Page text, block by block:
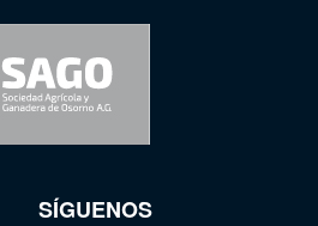
SÍGUENOS